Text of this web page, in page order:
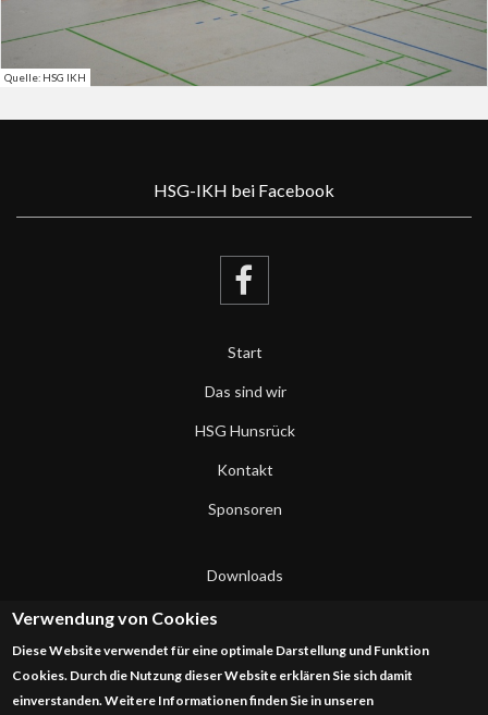
Quelle: HSG IKH
HSG-IKH bei Facebook
Start
Das sind wir
HSG Hunsrück
Kontakt
Sponsoren
Downloads
Datenschutzerklärung
Impressum
Verwendung von Cookies
Diese Website verwendet für eine optimale Darstellung und Funktion
Cookies. Durch die Nutzung dieser Website erklären Sie sich damit
einverstanden. Weitere Informationen finden Sie in unseren